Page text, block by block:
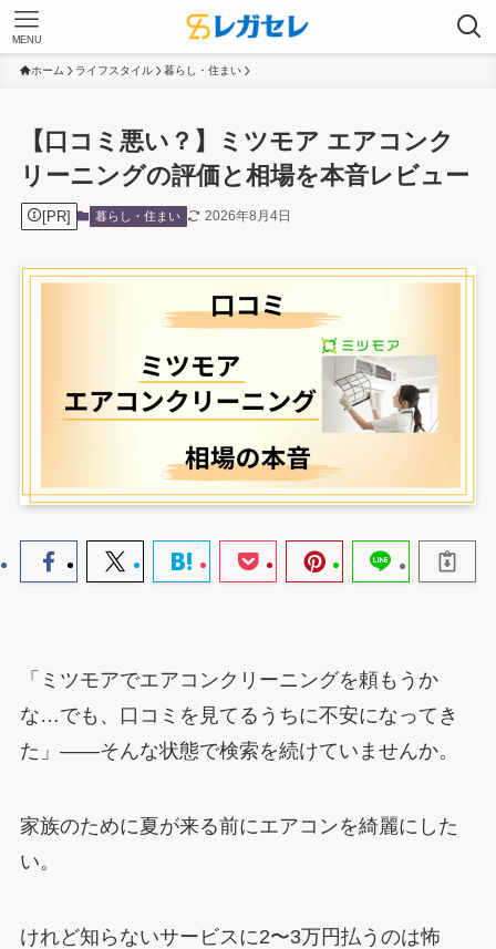
MENU
ホーム ライフスタイル 暮らし・住まい
【口コミ悪い？】ミツモア エアコンク
リーニングの評価と相場を本音レビュー
[PR] 暮らし・住まい 2026年8月4日
「ミツモアでエアコンクリーニングを頼もうか
な…でも、口コミを見てるうちに不安になってき
た」――そんな状態で検索を続けていませんか。
家族のために夏が来る前にエアコンを綺麗にした
い。
けれど知らないサービスに2〜3万円払うのは怖